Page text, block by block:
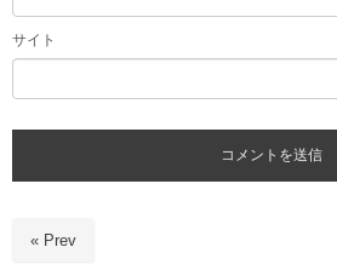
サイト
« Prev